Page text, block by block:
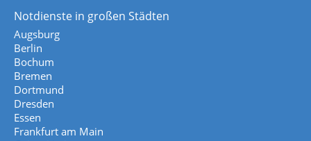
Notdienste in großen Städten
Augsburg
Berlin
Bochum
Bremen
Dortmund
Dresden
Essen
Frankfurt am Main